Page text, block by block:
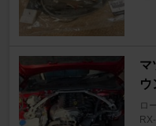
マ
ウ
ロ